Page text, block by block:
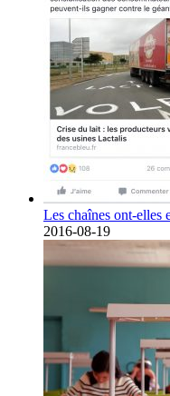
Les chaînes ont-elles
2016-08-19